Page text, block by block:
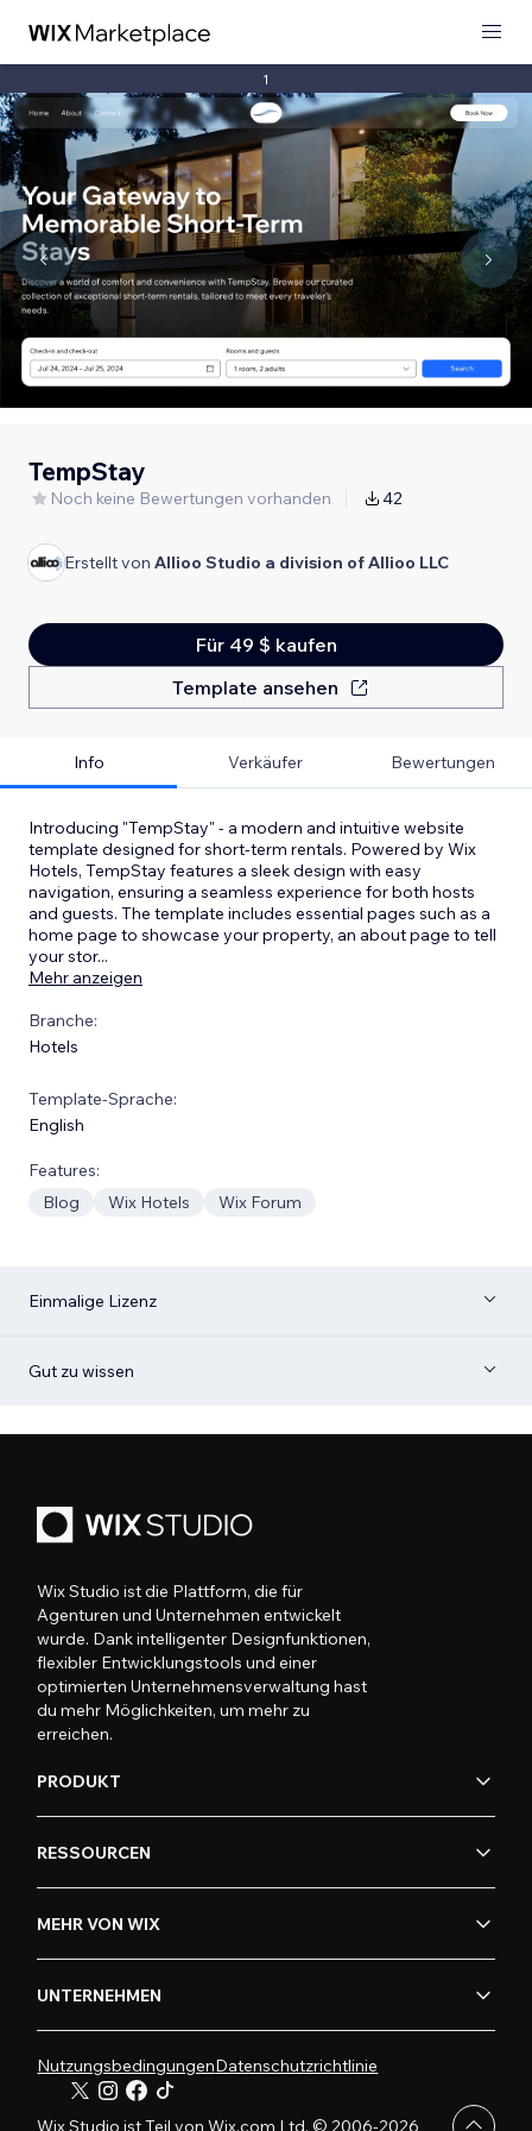
1
TempStay
Noch keine Bewertungen vorhanden 42
Erstellt von Allioo Studio a division of Allioo LLC
Für 49 $ kaufen
Template ansehen
Info Verkäufer Bewertungen
Introducing "TempStay" - a modern and intuitive website
template designed for short-term rentals. Powered by Wix
Hotels, TempStay features a sleek design with easy
navigation, ensuring a seamless experience for both hosts
and guests. The template includes essential pages such as a
home page to showcase your property, an about page to tell
your stor...
Mehr anzeigen
Branche:
Hotels
Template-Sprache:
English
Features:
Blog
Wix Hotels Wix Forum
Einmalige Lizenz
Gut zu wissen
Wix Studio ist die Plattform, die für
Agenturen und Unternehmen entwickelt
wurde. Dank intelligenter Designfunktionen,
flexibler Entwicklungstools und einer
optimierten Unternehmensverwaltung hast
du mehr Möglichkeiten, um mehr zu
erreichen.
PRODUKT
RESSOURCEN
MEHR VON WIX
UNTERNEHMEN
NutzungsbedingungenDatenschutzrichtlinie
Wix Studio ist Teil von Wix.com Ltd. © 2006-2026